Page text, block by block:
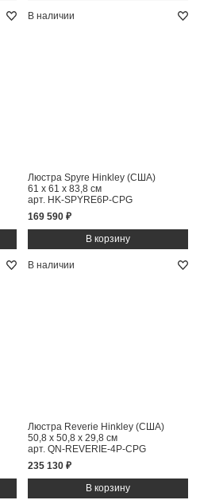
В наличии
Люстра Spyre Hinkley (США)
61 x 61 x 83,8 см
арт. HK-SPYRE6P-CPG
169 590 ₽
В наличии
Люстра Reverie Hinkley (США)
50,8 x 50,8 x 29,8 см
арт. QN-REVERIE-4P-CPG
235 130 ₽